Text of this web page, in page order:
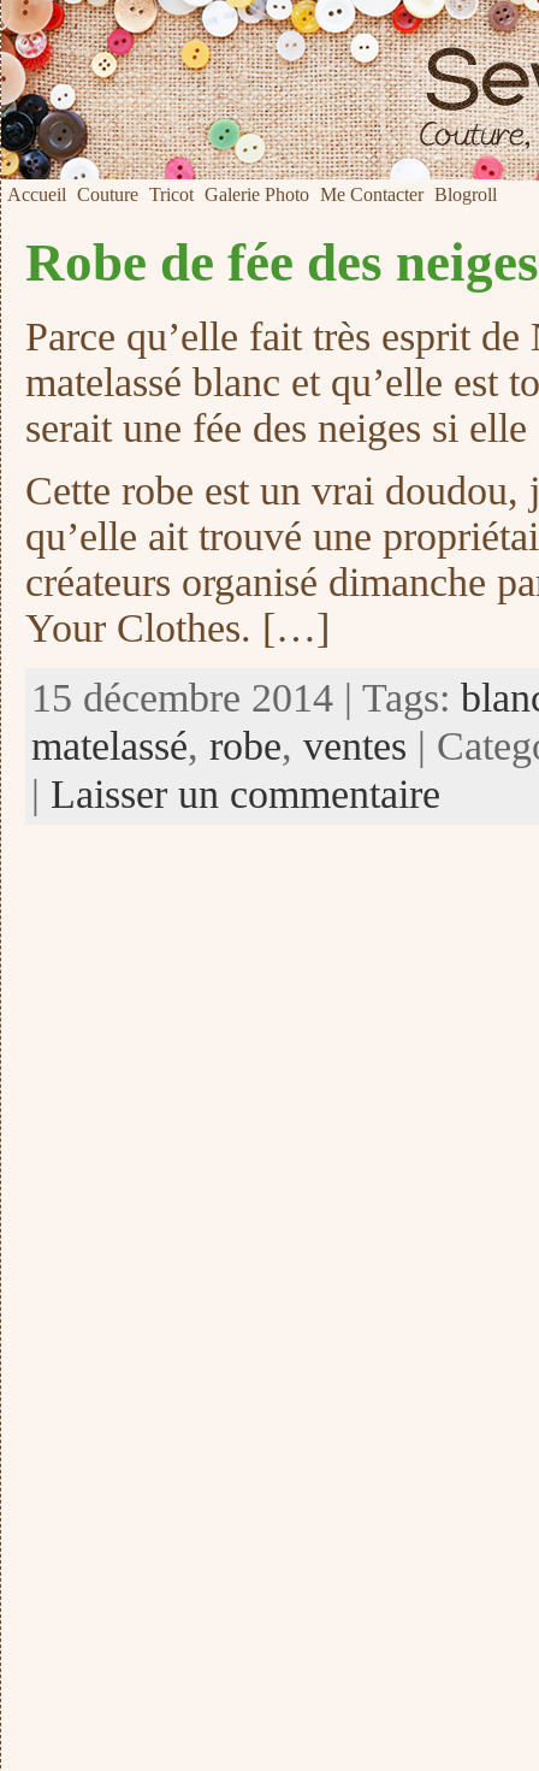
Accueil Couture Tricot Galerie Photo Me Contacter Blogroll
Robe de fée des
Parce qu’elle fait très esprit
matelassé blanc et qu’elle est
serait une fée des neiges si
Cette robe est un vrai doudou,
qu’elle ait trouvé une
créateurs organisé dimanche
Your Clothes. […]
15 décembre 2014 | Tags:
matelassé, robe, ventes |
| Laisser un commentaire